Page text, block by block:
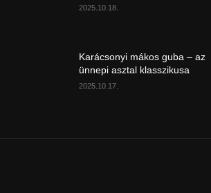
2025.10.18.
Karácsonyi mákos guba – az
ünnepi asztal klasszikusa
2025.10.17.